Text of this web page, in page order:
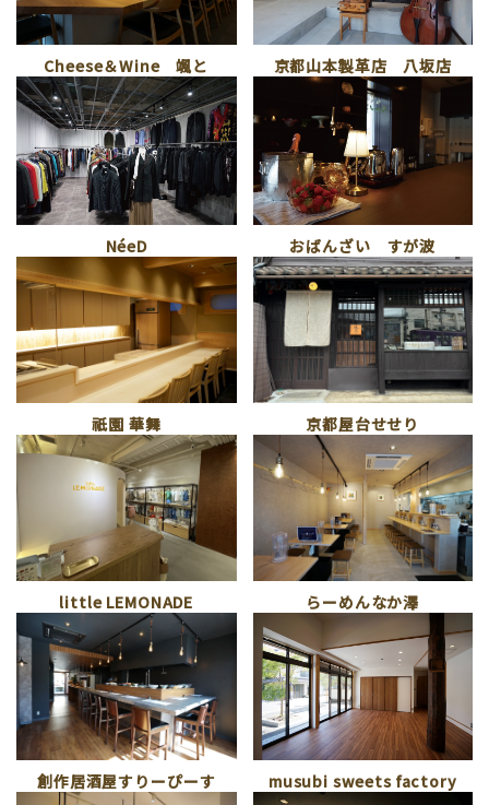
Cheese＆Wine 颯と 京都山本製革店 八坂店
NéeD おばんざい すが波
祇園 華舞 京都屋台せせり
little LEMONADE らーめんなか澤
創作居酒屋すりーぴーす musubi sweets factory